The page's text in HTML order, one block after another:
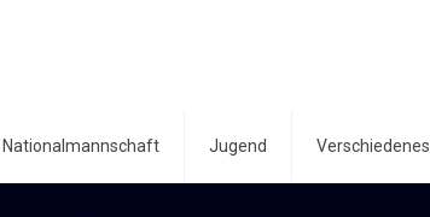
Nationalmannschaft Jugend Verschiedenes